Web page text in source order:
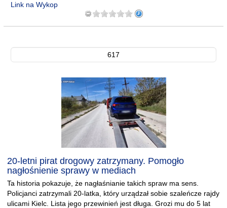
Link na Wykop
617
20-letni pirat drogowy zatrzymany. Pomogło
nagłośnienie sprawy w mediach
Ta historia pokazuje, że nagłaśnianie takich spraw ma sens.
Policjanci zatrzymali 20-latka, który urządzał sobie szaleńcze rajdy
ulicami Kielc. Lista jego przewinień jest długa. Grozi mu do 5 lat